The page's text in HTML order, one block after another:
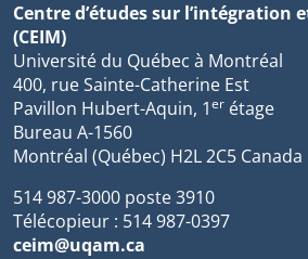
Centre d’études sur l’intégration
(CEIM)
Université du Québec à Montréal
400, rue Sainte-Catherine Est
Pavillon Hubert-Aquin, 1er étage
Bureau A-1560
Montréal (Québec) H2L 2C5 Canada
514 987-3000 poste 3910
Télécopieur : 514 987-0397
ceim@uqam.ca